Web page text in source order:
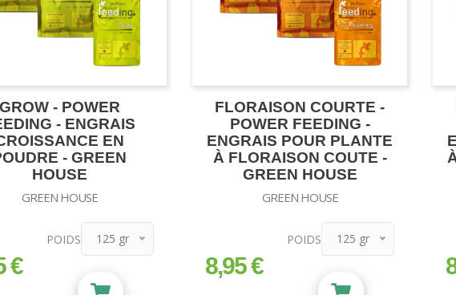
GROW - POWER
- ENGRAIS
EN
- GREEN
HOUSE
GREEN HOUSE
€
POIDS 125 gr
125 gr
FLORAISON COURTE -
POWER FEEDING -
ENGRAIS POUR PLANTE
À FLORAISON COUTE -
GREEN HOUSE
GREEN HOUSE
prix
8,95 €
POIDS 125 gr
125 gr